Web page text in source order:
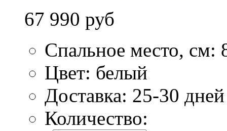
67 990 руб
Спальное место, см:
Цвет: белый
Доставка: 25-30 дней
Количество: